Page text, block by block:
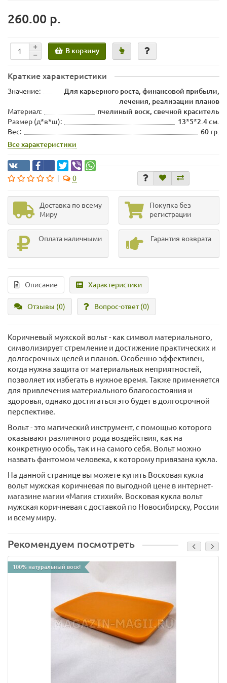
260.00 р.
В корзину
Краткие характеристики
Значение:
Для карьерного роста, финансовой прибыли,
лечения, реализации планов
Материал:
пчелиный воск, свечной краситель
Размер (д*в*ш):
13*5*2.4 см.
Вес:
60 гр.
Все характеристики
0
Доставка по всему
Миру
Покупка без
регистрации
Оплата наличными Гарантия возврата
Описание Характеристики
Отзывы (0) Вопрос-ответ(0)
Коричневый мужской вольт - как символ материального,
символизирует стремление и достижение практических и
долгосрочных целей и планов. Особенно эффективен,
когда нужна защита от материальных неприятностей,
позволяет их избегать в нужное время. Также применяется
для привлечения материального благосостояния и
здоровья, однако достигаться это будет в долгосрочной
перспективе.
Вольт - это магический инструмент, с помощью которого
оказывают различного рода воздействия, как на
конкретную особь, так и на самого себя. Вольт можно
назвать фантомом человека, к которому привязана кукла.
На данной странице вы можете купить Восковая кукла
вольт мужская коричневая по выгодной цене в интернет-
магазине магии «Магия стихий». Восковая кукла вольт
мужская коричневая с доставкой по Новосибирску, России
и всему миру.
Рекомендуем посмотреть
100% натуральный воск!